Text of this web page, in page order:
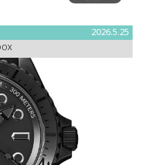
イト・レッドが映えるマ
立つスペシャルモデル
イフスタイルブランドの
マリ
2026.5.25